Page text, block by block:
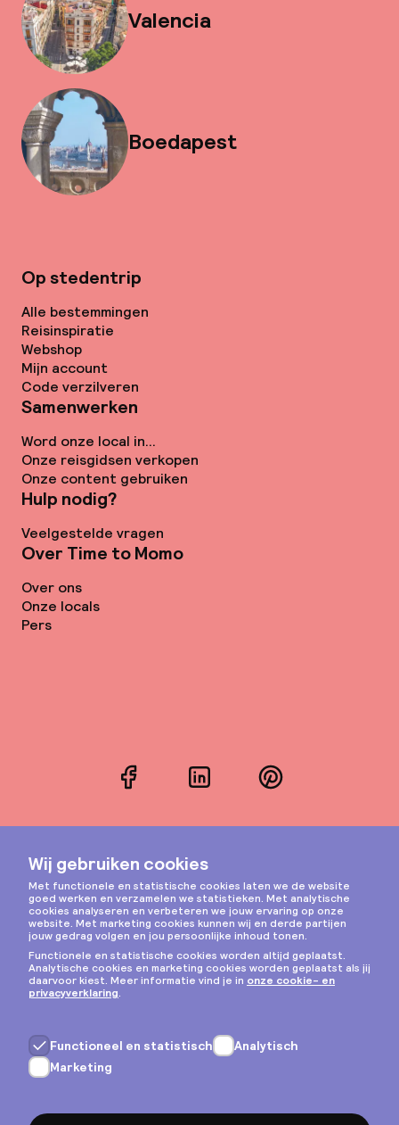
Valencia
Boedapest
Op stedentrip
Alle bestemmingen
Reisinspiratie
Webshop
Mijn account
Code verzilveren
Samenwerken
Word onze local in...
Onze reisgidsen verkopen
Onze content gebruiken
Hulp nodig?
Veelgestelde vragen
Over Time to Momo
Over ons
Onze locals
Pers
FacebookLinkedInPinterest
Instagram
Privacy & cookies
Algemene voorwaarden